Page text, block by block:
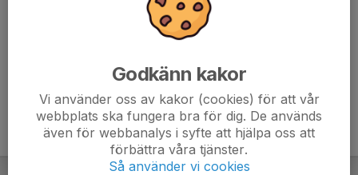
Godkänn kakor
Vi använder oss av kakor (cookies) för att vår
webbplats ska fungera bra för dig. De används
även för webbanalys i syfte att hjälpa oss att
förbättra våra tjänster.
Så använder vi cookies